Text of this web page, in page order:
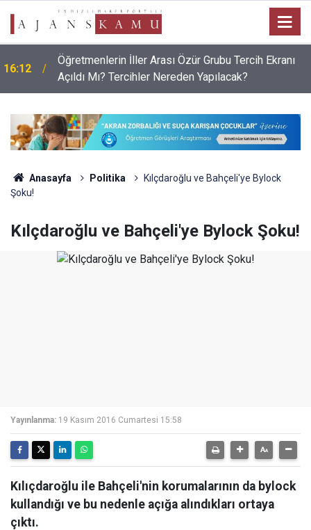
16:12
Öğretmenlerin İller Arası Özür Grubu Tercih Ekranı
Açıldı Mı? Tercihler Nereden Yapılacak?
Anasayfa Politika
Kılçdaroğlu ve Bahçeli'ye Bylock
Şoku!
Kılçdaroğlu ve Bahçeli'ye Bylock Şoku!
Yayınlanma: 19 Kasım 2016 Cumartesi 15:58
Kılıçdaroğlu ile Bahçeli'nin korumalarının da bylock
kullandığı ve bu nedenle açığa alındıkları ortaya
çıktı.